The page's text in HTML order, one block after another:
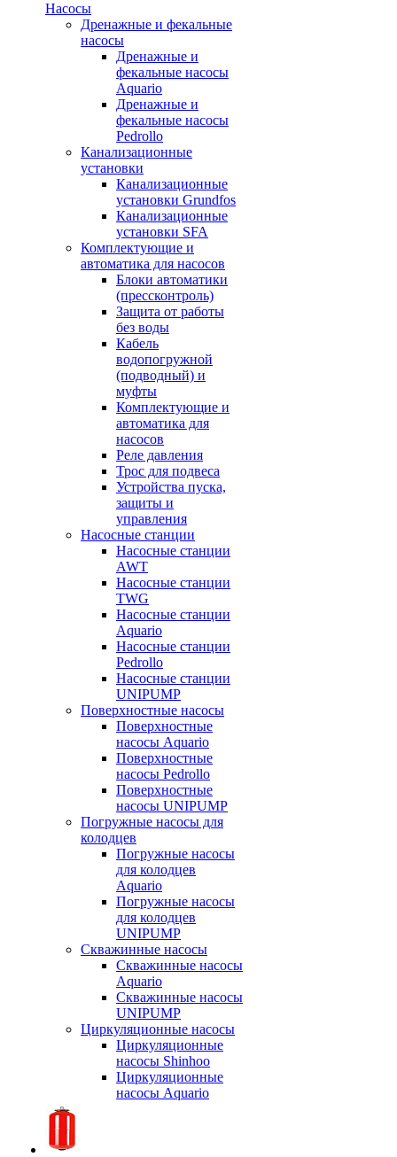
Насосы
Дренажные и фекальные
насосы
Дренажные и
фекальные насосы
Aquario
Дренажные и
фекальные насосы
Pedrollo
Канализационные
установки
Канализационные
установки Grundfos
Канализационные
установки SFA
Комплектующие и
автоматика для насосов
Блоки автоматики
(прессконтроль)
Защита от работы
без воды
Кабель
водопогружной
(подводный) и
муфты
Комплектующие и
автоматика для
насосов
Реле давления
Трос для подвеса
Устройства пуска,
защиты и
управления
Насосные станции
Насосные станции
AWT
Насосные станции
TWG
Насосные станции
Aquario
Насосные станции
Pedrollo
Насосные станции
UNIPUMP
Поверхностные насосы
Поверхностные
насосы Aquario
Поверхностные
насосы Pedrollo
Поверхностные
насосы UNIPUMP
Погружные насосы для
колодцев
Погружные насосы
для колодцев
Aquario
Погружные насосы
для колодцев
UNIPUMP
Скважинные насосы
Скважинные насосы
Aquario
Скважинные насосы
UNIPUMP
Циркуляционные насосы
Циркуляционные
насосы Shinhoo
Циркуляционные
насосы Aquario